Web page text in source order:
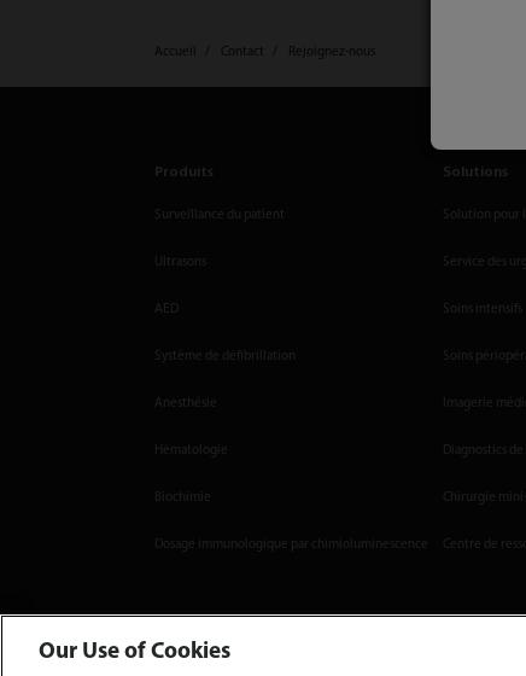
Accueil Contact Rejoignez-nous
Produits
Surveillance du patient
Ultrasons
AED
Système de défibrillation
Anesthésie
Hématologie
Biochimie
Dosage immunologique par chimioluminescence
Solutions
Solution pour
Service des
Soins intensifs
Soins
Imagerie
Diagnostics
Chirurgie
Centre de
Our Use of Cookies